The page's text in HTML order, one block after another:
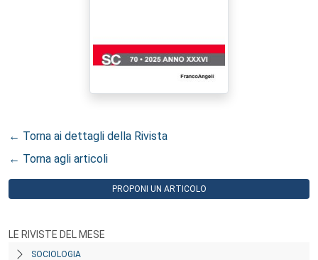
← Torna ai dettagli della Rivista
← Torna agli articoli
PROPONI UN ARTICOLO
LE RIVISTE DEL MESE
SOCIOLOGIA